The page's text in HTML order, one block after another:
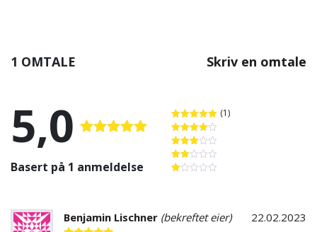
1 OMTALE Skriv en omtale
5,0
Basert på 1 anmeldelse
Vurdert5
av 5
(1)
Vurdert4
av 5
Vurdert
3av 5
Vurdert
Benjamin Lischner (bekreftet eier) 22.02.2023